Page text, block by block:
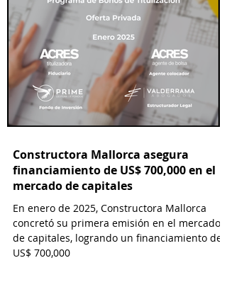
Constructora Mallorca asegura
financiamiento de US$ 700,000 en el
mercado de capitales
En enero de 2025, Constructora Mallorca
concretó su primera emisión en el mercado
de capitales, logrando un financiamiento de
US$ 700,000